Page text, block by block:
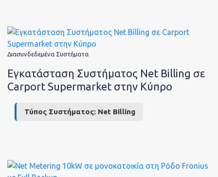
Διασυνδεδεμένα Συστήματα
Εγκατάσταση Συστήματος Net Billing σε
Carport Supermarket στην Κύπρο
Τύπος Συστήματος: Net Billing